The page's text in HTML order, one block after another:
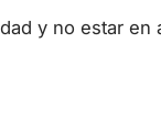
y no estar en